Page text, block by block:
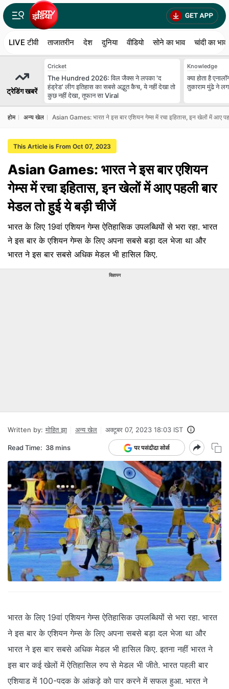
LIVE टीवी ताजातरीन देश दुनिया वीडियो सोने का भाव चांदी का भाव
ट्रेडिंग खबरें
Cricket
The Hundred 2026: विल जैक्स ने लपका 'द
हंड्रेड' लीग इतिहास का सबसे अद्भुत कैच, ये नहीं देखा तो
कुछ नहीं देखा, तूफान सा Viral
Knowledge
क्या होता है
तुकाराम मुंढे ने
होम अन्‍य खेल Asian Games: भारत ने इस बार एशियन गेम्स में रचा इहितास, इन खेलों में आए
This Article is From Oct 07, 2023
Asian Games: भारत ने इस बार एशियन
गेम्स में रचा इहितास, इन खेलों में आए पहली बार
मेडल तो हुई ये बड़ी चीजें
भारत के लिए 19वां एशियन गेम्स ऐतिहासिक उपलब्धियों से भरा रहा. भारत
ने इस बार के एशियन गेम्स के लिए अपना सबसे बड़ा दल भेजा था और
भारत ने इस बार सबसे अधिक मेडल भी हासिल किए.
विज्ञापन
Written by: मोहित झा अन्‍य खेल अक्टूबर 07, 2023 18:03 IST
Read Time: 38 mins
भारत के लिए 19वां एशियन गेम्स ऐतिहासिक उपलब्धियों से भरा रहा. भारत
ने इस बार के एशियन गेम्स के लिए अपना सबसे बड़ा दल भेजा था और
भारत ने इस बार सबसे अधिक मेडल भी हासिल किए. इतना नहीं भारत ने
इस बार कई खेलों में ऐतिहासिल रुप से मेडल भी जीते. भारत पहली बार
एशियाड में 100-पदक के आंकड़े को पार करने में सफल हुआ. भारत ने